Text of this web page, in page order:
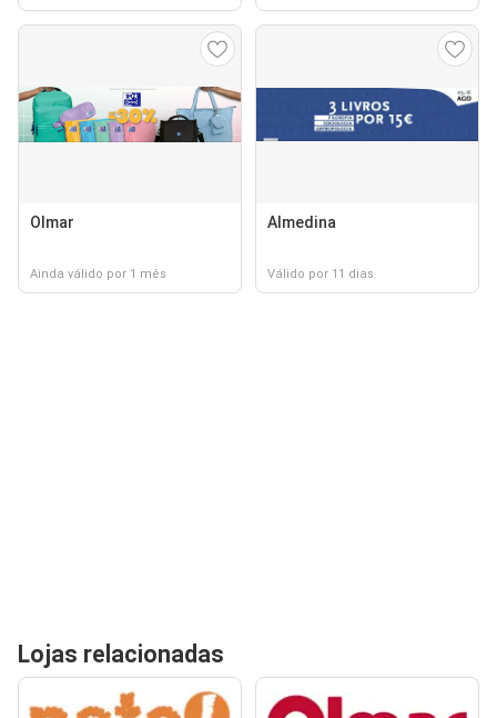
Olmar
Ainda válido por 1 mês
Almedina
Válido por 11 dias
Lojas relacionadas